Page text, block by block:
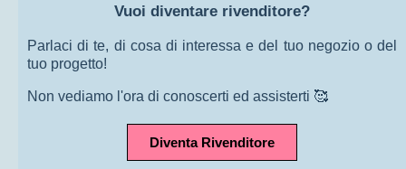
Vuoi diventare rivenditore?
Parlaci di te, di cosa di interessa e del tuo negozio o del
tuo progetto!
Non vediamo l'ora di conoscerti ed assisterti 🥰
Diventa Rivenditore